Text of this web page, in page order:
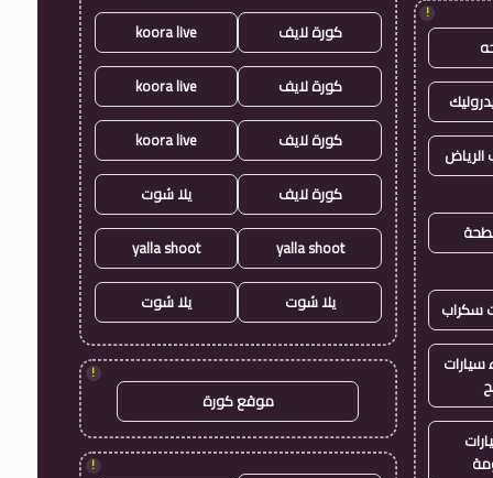
!
سكراب
كورة لايف koora live
كورة لايف koora live
كورة لايف koora live
كورة لايف يلا شوت
yalla shoot
yalla shoot
يلا شوت يلا شوت
!
موقع كورة
!